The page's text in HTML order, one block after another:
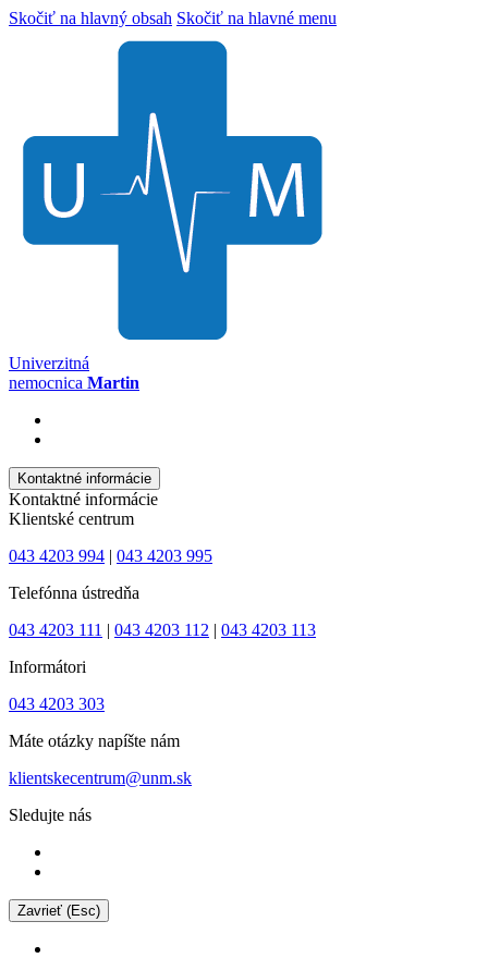
Skočiť na hlavný obsah Skočiť na hlavné menu
Univerzitná
nemocnica Martin
Kontaktné informácie
Kontaktné informácie
Klientské centrum
043 4203 994 | 043 4203 995
Telefónna ústredňa
043 4203 111 | 043 4203 112 | 043 4203 113
Informátori
043 4203 303
Máte otázky napíšte nám
klientskecentrum@unm.sk
Sledujte nás
Zavrieť (Esc)